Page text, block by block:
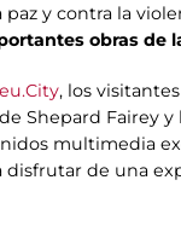
y contra la
obras de
, los
Shepard
multimedia
de una